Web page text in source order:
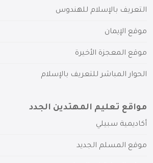
التعريف بالإسلام للهندوس
موقع الإيمان
موقع المعجزة الأخيرة
الحوار المباشر للتعريف بالإسلام
مواقع تعليم المهتدين الجدد
أكاديمية سبيلي
موقع المسلم الجديد